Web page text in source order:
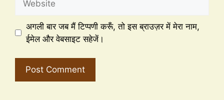
अगली बार जब मैं टिप्पणी करूँ, तो इस ब्राउज़र में मेरा नाम,
ईमेल और वेबसाइट सहेजें।